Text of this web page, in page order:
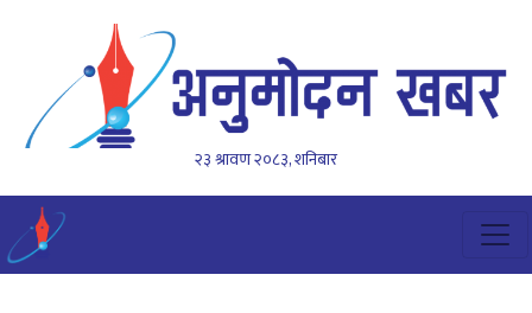
२३ श्रावण २०८३, शनिबार